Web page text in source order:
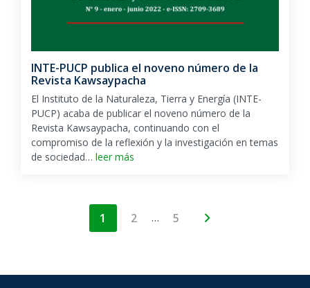
INTE-PUCP publica el noveno número de la
Revista Kawsaypacha
El Instituto de la Naturaleza, Tierra y Energía (INTE-
PUCP) acaba de publicar el noveno número de la
Revista Kawsaypacha, continuando con el
compromiso de la reflexión y la investigación en temas
de sociedad… leer más
1 2 … 5